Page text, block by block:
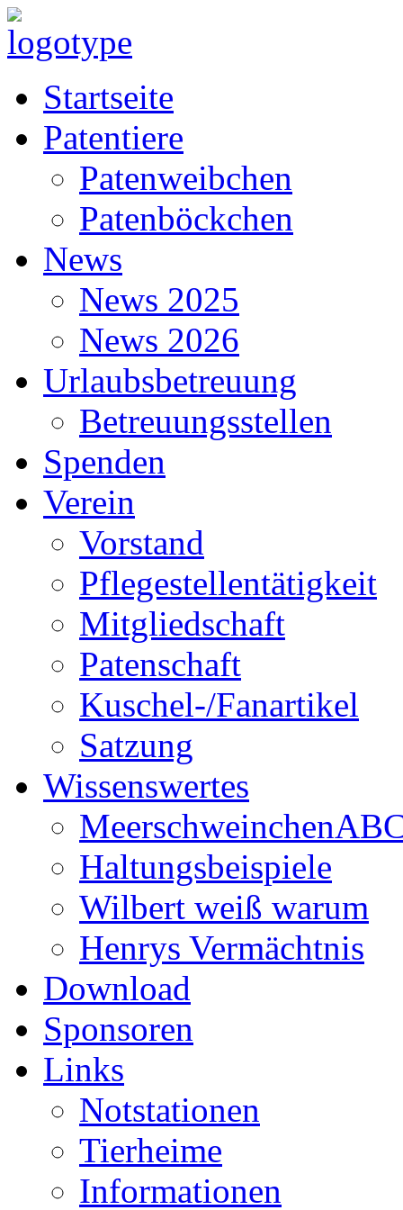
Startseite
Patentiere
Patenweibchen
Patenböckchen
News
News 2025
News 2026
Urlaubsbetreuung
Betreuungsstellen
Spenden
Verein
Vorstand
Pflegestellentätigkeit
Mitgliedschaft
Patenschaft
Kuschel-/Fanartikel
Satzung
Wissenswertes
Haltungsbeispiele
Wilbert weiß warum
Henrys Vermächtnis
Download
Sponsoren
Links
Notstationen
Tierheime
Informationen